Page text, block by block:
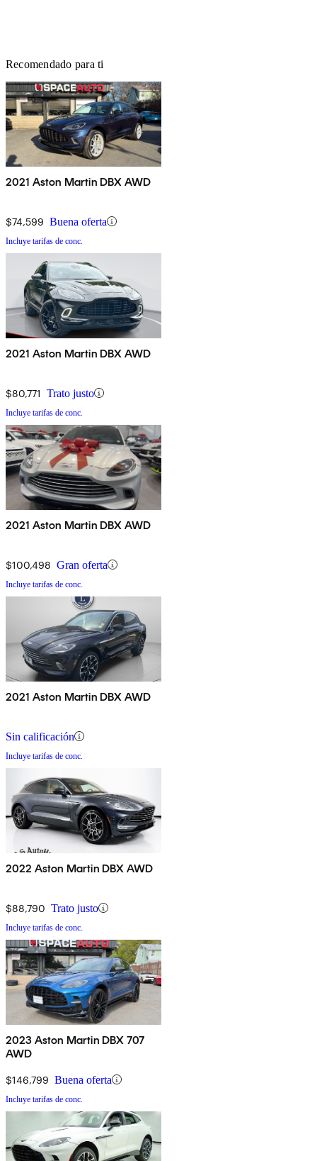
Recomendado para ti
2021 Aston Martin DBX AWD
$74,599 Buena oferta
Incluye tarifas de conc.
2021 Aston Martin DBX AWD
$80,771 Trato justo
Incluye tarifas de conc.
2021 Aston Martin DBX AWD
$100,498 Gran oferta
Incluye tarifas de conc.
2021 Aston Martin DBX AWD
Sin calificación
Incluye tarifas de conc.
2022 Aston Martin DBX AWD
$88,790 Trato justo
Incluye tarifas de conc.
2023 Aston Martin DBX 707
AWD
$146,799 Buena oferta
Incluye tarifas de conc.